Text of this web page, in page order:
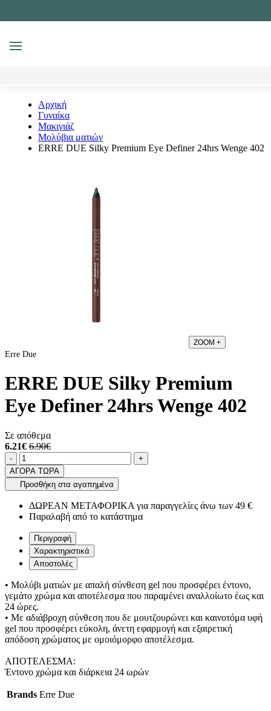
MENU
Αρχική
Γυναίκα
Μακιγιάζ
Μολύβια ματιών
ERRE DUE Silky Premium Eye Definer 24hrs Wenge 402
ZOOM +
Erre Due
ERRE DUE Silky Premium
Eye Definer 24hrs Wenge 402
Σε απόθεμα
6.21€ 6.90€
Ποσότητα
-product.increase.quantity +
ΑΓΟΡΑ ΤΩΡΑ
Προσθήκη στα αγαπημένα
ΔΩΡΕΑΝ ΜΕΤΑΦΟΡΙΚΑ για παραγγελίες άνω των 49 €
Παραλαβή από το κατάστημα
Περιγραφή
Χαρακτηριστικά
Αποστολές
• Μολύβι ματιών με απαλή σύνθεση gel που προσφέρει έντονο,
γεμάτο χρώμα και αποτέλεσμα που παραμένει αναλλοίωτο έως και
24 ώρες.
• Με αδιάβροχη σύνθεση που δε μουτζουρώνει και καινοτόμα υφή
gel που προσφέρει εύκολη, άνετη εφαρμογή και εξαιρετική
απόδοση χρώματος με ομοιόμορφο αποτέλεσμα.
ΑΠΟΤΕΛΕΣΜΑ:
Έντονο χρώμα και διάρκεια 24 ωρών
Brands Erre Due